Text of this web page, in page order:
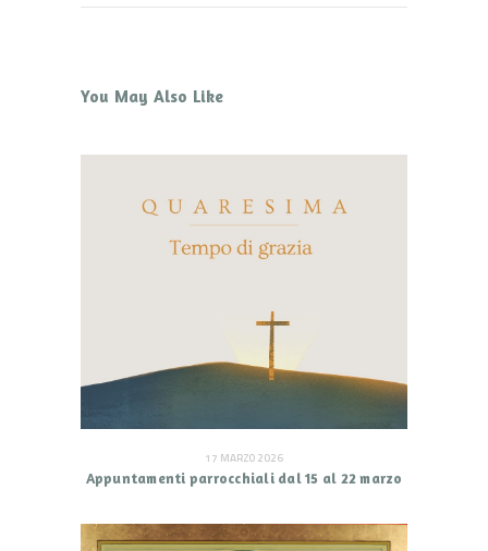
You May Also Like
17 MARZO 2026
Appuntamenti parrocchiali dal 15 al 22 marzo